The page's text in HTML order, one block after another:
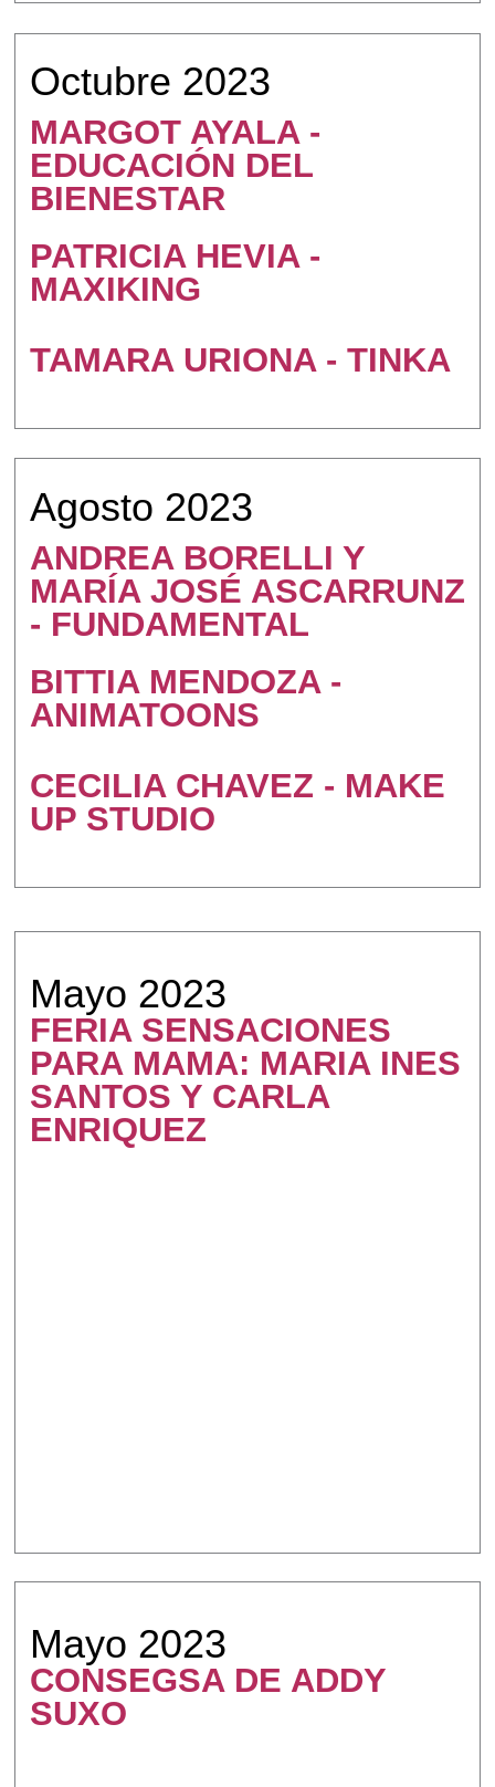
Octubre 2023
MARGOT AYALA -
EDUCACIÓN DEL
BIENESTAR
PATRICIA HEVIA -
MAXIKING
TAMARA URIONA - TINKA
Agosto 2023
ANDREA BORELLI Y
MARÍA JOSÉ ASCARRUNZ
- FUNDAMENTAL
BITTIA MENDOZA -
ANIMATOONS
CECILIA CHAVEZ - MAKE
UP STUDIO
Mayo 2023
FERIA SENSACIONES
PARA MAMA: MARIA INES
SANTOS Y CARLA
ENRIQUEZ
Mayo 2023
CONSEGSA DE ADDY
SUXO